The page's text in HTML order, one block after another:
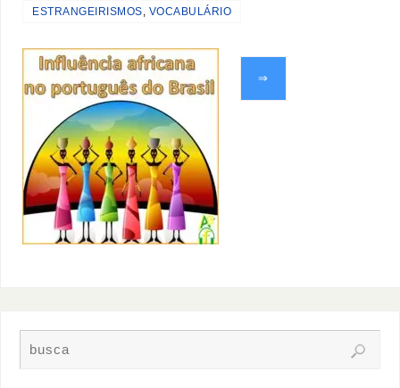
ESTRANGEIRISMOS, VOCABULÁRIO
⇒